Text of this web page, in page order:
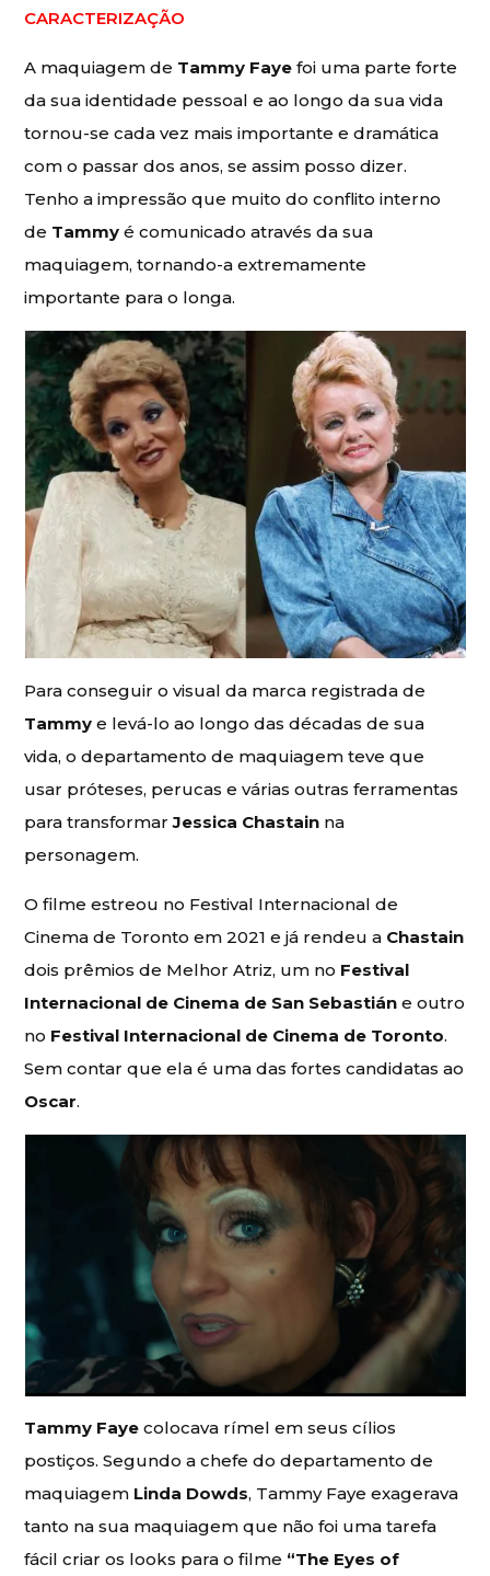
CARACTERIZAÇÃO
A maquiagem de Tammy Faye foi uma parte forte
da sua identidade pessoal e ao longo da sua vida
tornou-se cada vez mais importante e dramática
com o passar dos anos, se assim posso dizer.
Tenho a impressão que muito do conflito interno
de Tammy é comunicado através da sua
maquiagem, tornando-a extremamente
importante para o longa.
Para conseguir o visual da marca registrada de
Tammy e levá-lo ao longo das décadas de sua
vida, o departamento de maquiagem teve que
usar próteses, perucas e várias outras ferramentas
para transformarJessica Chastain na
personagem.
O filme estreou no Festival Internacional de
Cinema de Toronto em 2021 e já rendeu a Chastain
dois prêmios de Melhor Atriz, um no Festival
Internacional de Cinema de San Sebastián e outro
no Festival Internacional de Cinema de Toronto.
Sem contar que ela é uma das fortes candidatas ao
Oscar.
Tammy Faye colocava rímel em seus cílios
postiços. Segundo a chefe do departamento de
maquiagem Linda Dowds, Tammy Faye exagerava
tanto na sua maquiagem que não foi uma tarefa
fácil criar os looks para o filme “The Eyes of